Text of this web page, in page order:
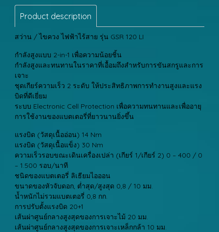
Product description
สว่าน / ไขควง ไฟฟ้าไร้สาย รุ่น GSR 120 LI
กำลังสูงแบบ 2-in-1 เพื่อความน้อยชิ้น
กำลังสูงและทนทานในราคาที่เอื้อมถึงสำหรับการขันสกรูและการ
เจาะ
ชุดเกียร์ความเร็ว 2 ระดับ ให้ประสิทธิภาพการทำงานสูงและแรง
บิดที่ดีเยี่ยม
ระบบ Electronic Cell Protection เพื่อความทนทานและเพื่ออายุ
การใช้งานของแบตเตอรี่ที่ยาวนานยิ่งขึ้น
แรงบิด (วัสดุเนื้ออ่อน) 14 Nm
แรงบิด (วัสดุเนื้อแข็ง) 30 Nm
ความเร็วรอบขณะเดินเครื่องเปล่า (เกียร์ 1/เกียร์ 2) 0 – 400 / 0
– 1.500 รอบ/นาที
ชนิดของแบตเตอรี่ ลิเธียมไอออน
ขนาดของหัวจับดอก, ต่ำสุด/สูงสุด 0,8 / 10 มม.
น้ำหนักไม่รวมแบตเตอรี่ 0,8 กก.
การปรับตั้งแรงบิด 20+1
เส้นผ่าศูนย์กลางสูงสุดของการเจาะไม้ 20 มม.
เส้นผ่าศูนย์กลางสูงสุดของการเจาะเหล็กกล้า 10 มม.